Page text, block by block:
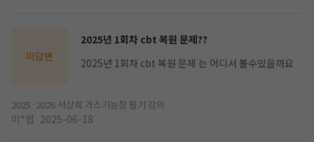
미답변
2025년 1회차 cbt 복원 문제??
2025년 1회차 cbt 복원 문제 는 어디서 볼수있을까요
2025·2026 서상희 가스기능장 필기 강의
이*엽 2025-06-18